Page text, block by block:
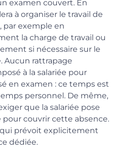
examen couvert. En
à organiser le travail de
par exemple en
la charge de travail ou
si nécessaire sur le
Aucun rattrapage
à la salariée pour
en examen : ce temps est
personnel. De même,
que la salariée pose
couvrir cette absence.
qui prévoit explicitement
dédiée.